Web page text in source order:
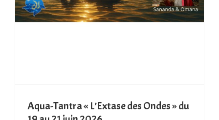
Aqua-Tantra « L’Extase des Ondes » du